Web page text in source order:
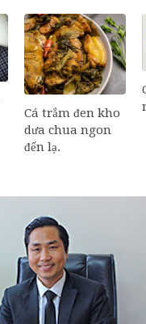
Cá trắm đen kho
dưa chua ngon
đến lạ.